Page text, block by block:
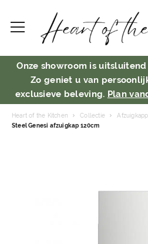
Onze showroom is
Zo geniet u van
exclusieve beleving. Plan
Heart of the Kitchen Collectie
Steel Genesi afzuigkap 120cm